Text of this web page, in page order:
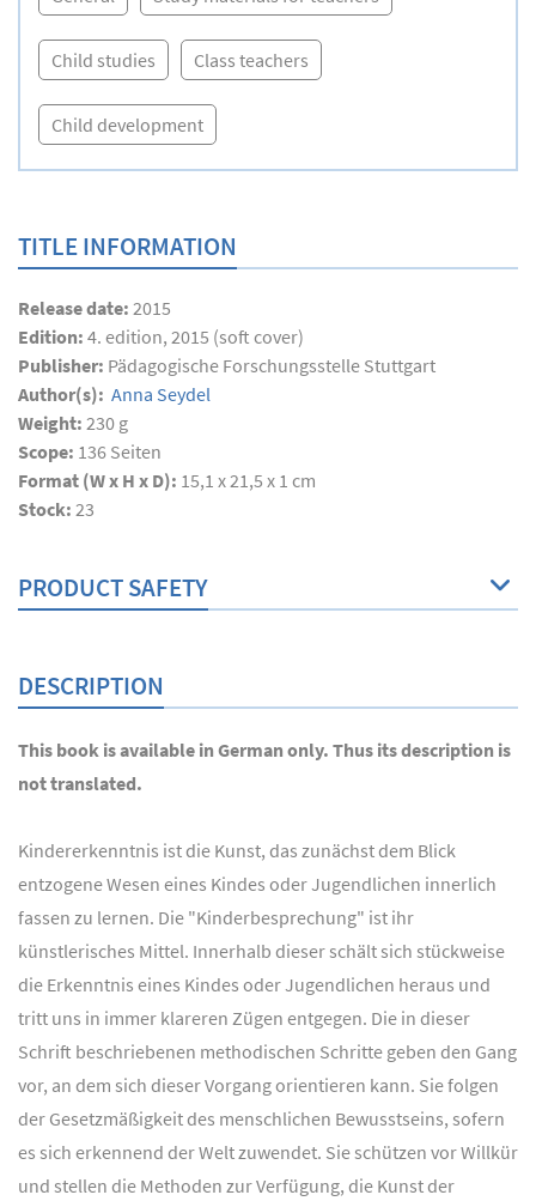
Child studies Class teachers
Child development
TITLE INFORMATION
Release date: 2015
Edition: 4. edition, 2015 (soft cover)
Publisher: Pädagogische Forschungsstelle Stuttgart
Author(s): Anna Seydel
Weight: 230 g
Scope: 136 Seiten
Format (W x H x D): 15,1 x 21,5 x 1 cm
Stock: 23
PRODUCT SAFETY
DESCRIPTION
This book is available in German only. Thus its description is
not translated.
Kindererkenntnis ist die Kunst, das zunächst dem Blick
entzogene Wesen eines Kindes oder Jugendlichen innerlich
fassen zu lernen. Die "Kinderbesprechung" ist ihr
künstlerisches Mittel. Innerhalb dieser schält sich stückweise
die Erkenntnis eines Kindes oder Jugendlichen heraus und
tritt uns in immer klareren Zügen entgegen. Die in dieser
Schrift beschriebenen methodischen Schritte geben den Gang
vor, an dem sich dieser Vorgang orientieren kann. Sie folgen
der Gesetzmäßigkeit des menschlichen Bewusstseins, sofern
es sich erkennend der Welt zuwendet. Sie schützen vor Willkür
und stellen die Methoden zur Verfügung, die Kunst der